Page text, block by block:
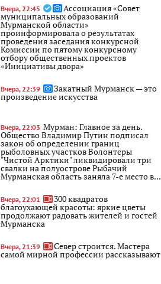
Вчера, 22:45 Ассоциация «Совет
муниципальных образований
Мурманской области»
проинформировала о результатах
проведения заседания конкурсной
Комиссии по пятому конкурсному
отбору общественных проектов
«Инициативы двора»
Вчера, 22:39 Закатный Мурманск — это
произведение искусства
Вчера, 22:03 Мурман: Главное за день.
Общество Владимир Путин подписал
закон об определении границ
рыболовных участков Волонтеры
"Чистой Арктики" ликвидировали три
свалки на полуострове Рыбачий
Мурманская область заняла 7-е место в...
Вчера, 22:01 300 квадратов
благоухающей красоты: яркие цветы
продолжают радовать жителей и гостей
Мурманска
Вчера, 21:39 Север строится. Мастера
самой мирной профессии рассказывают
о сегодняшнем Дне строителя